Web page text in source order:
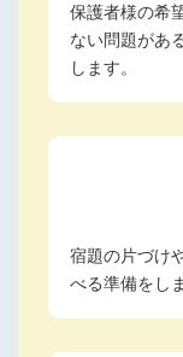
保護者様の希
ない問題があ
します。
宿題の片づけ
べる準備をし